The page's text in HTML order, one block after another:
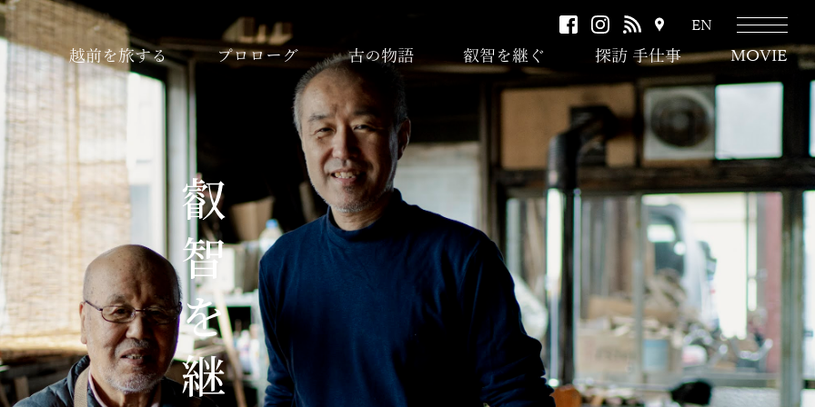
facebookinstagram
RSS
ク
セ
ス
EN
越前を旅する プロローグ 古の物語 叡智を継ぐ 探訪 手仕事 MOVIE